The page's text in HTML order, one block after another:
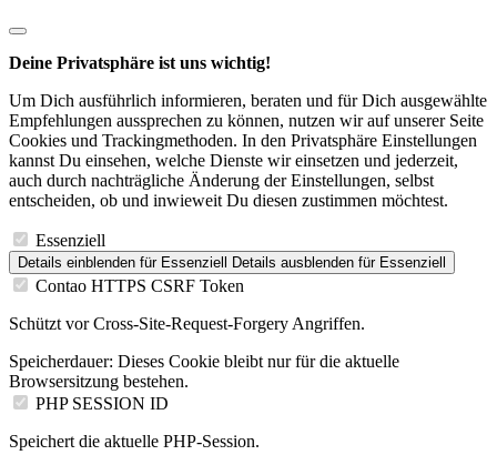
Deine Privatsphäre ist uns wichtig!
Um Dich ausführlich informieren, beraten und für Dich ausgewählte
Empfehlungen aussprechen zu können, nutzen wir auf unserer Seite
Cookies und Trackingmethoden. In den Privatsphäre Einstellungen
kannst Du einsehen, welche Dienste wir einsetzen und jederzeit,
auch durch nachträgliche Änderung der Einstellungen, selbst
entscheiden, ob und inwieweit Du diesen zustimmen möchtest.
Essenziell
Details einblenden für Essenziell Details ausblenden für Essenziell
Contao HTTPS CSRF Token
Schützt vor Cross-Site-Request-Forgery Angriffen.
Speicherdauer: Dieses Cookie bleibt nur für die aktuelle
Browsersitzung bestehen.
PHP SESSION ID
Speichert die aktuelle PHP-Session.